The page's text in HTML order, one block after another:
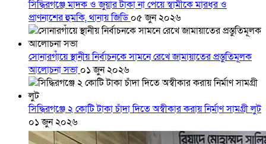
সিদ্ধিরগঞ্জে মাদক ও জুয়ার টাকা না পেয়ে স্বামীকে মারধর ও
প্রাণনাশের হুমকি, থানায় জিডি০৫ জুন ২০২৬
সোনারগাঁয়ে স্থানীয় নির্বাচনকে সামনে রেখে জামায়াতের প্রস্তুতিমূলক
আলোচনা সভা ০১ জুন ২০২৬
সিদ্ধিরগঞ্জে ২ কোটি টাকা চাঁদা দিতে অস্বীকার করায় নির্মাণ সামগ্রী লুট
০১ জুন ২০২৬